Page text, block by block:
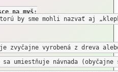
na myš:
by sme mohli nazvať aj
zvyčajne vyrobená z dreva
umiestňuje návnada